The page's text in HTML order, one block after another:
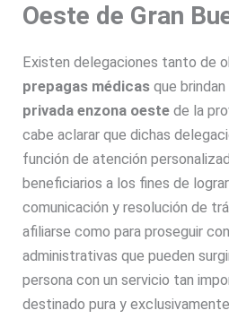
Oeste de Gran
Existen delegaciones tanto de
prepagas médicas que
privada enzona oeste de la
cabe aclarar que dichas
función de atención
beneficiarios a los fines de
comunicación y resolución de
afiliarse como para proseguir
administrativas que pueden
persona con un servicio tan
destinado pura y